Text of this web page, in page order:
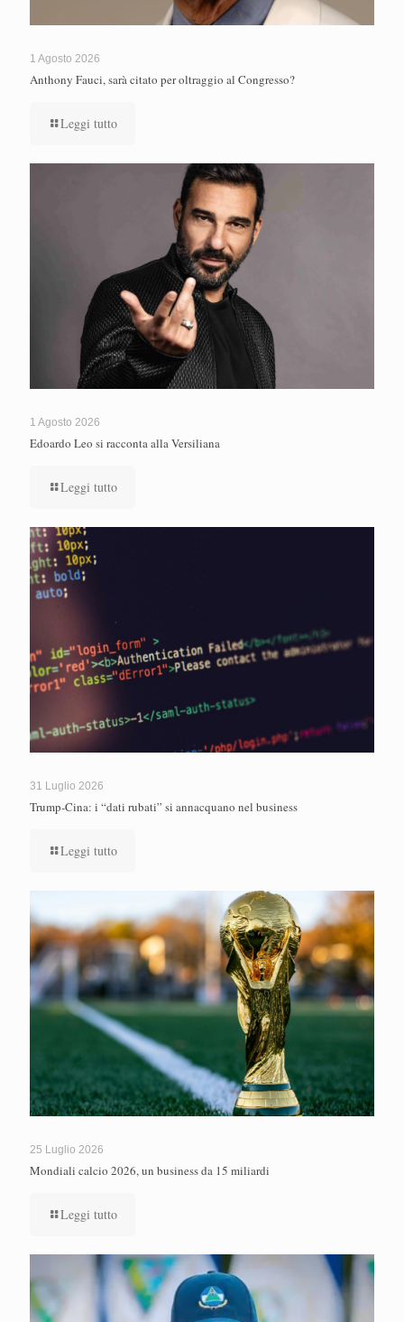
1 Agosto 2026
Anthony Fauci, sarà citato per oltraggio al Congresso?
Leggi tutto
1 Agosto 2026
Edoardo Leo si racconta alla Versiliana
Leggi tutto
31 Luglio 2026
Trump-Cina: i “dati rubati” si annacquano nel business
Leggi tutto
25 Luglio 2026
Mondiali calcio 2026, un business da 15 miliardi
Leggi tutto